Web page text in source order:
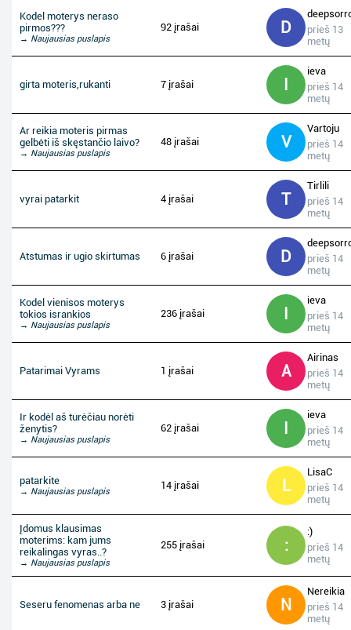
Kodel moterys neraso
pirmos???
→ Naujausias puslapis
92 įrašai D
prieš 13
metų
girta moteris,rukanti 7 įrašai I
ieva
prieš 14
metų
Ar reikia moteris pirmas
gelbėti iš skęstančio laivo?
→ Naujausias puslapis
48 įrašai V
Vartoju
prieš 14
metų
vyrai patarkit 4 įrašai T
Tirlili
prieš 14
metų
Atstumas ir ugio skirtumas 6 įrašai D
prieš 14
metų
Kodel vienisos moterys
tokios isrankios
→ Naujausias puslapis
236 įrašai I
ieva
prieš 14
metų
Patarimai Vyrams 1 įrašai A
Airinas
prieš 14
metų
Ir kodėl aš turėčiau norėti
ženytis?
→ Naujausias puslapis
62 įrašai I
ieva
prieš 14
metų
patarkite
→ Naujausias puslapis
14 įrašai L
LisaC
prieš 14
metų
Įdomus klausimas
moterims: kam jums
reikalingas vyras..?
→ Naujausias puslapis
255 įrašai :
:)
prieš 14
metų
Seseru fenomenas arba ne 3 įrašai N
Nereikia
prieš 14
metų